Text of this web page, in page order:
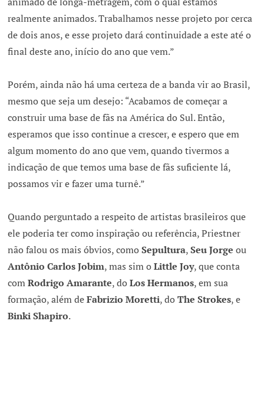
realmente animados. Trabalhamos nesse projeto por cerca
de dois anos, e esse projeto dará continuidade a este até o
final deste ano, início do ano que vem.”
Porém, ainda não há uma certeza de a banda vir ao Brasil,
mesmo que seja um desejo: “Acabamos de começar a
construir uma base de fãs na América do Sul. Então,
esperamos que isso continue a crescer, e espero que em
algum momento do ano que vem, quando tivermos a
indicação de que temos uma base de fãs suficiente lá,
possamos vir e fazer uma turnê.”
Quando perguntado a respeito de artistas brasileiros que
ele poderia ter como inspiração ou referência, Priestner
não falou os mais óbvios, comoSepultura,Seu Jorge ou
Antônio Carlos Jobim, mas sim oLittle Joy, que conta
comRodrigo Amarante, doLos Hermanos, em sua
formação, além deFabrizio Moretti, doThe Strokes, e
Binki Shapiro.